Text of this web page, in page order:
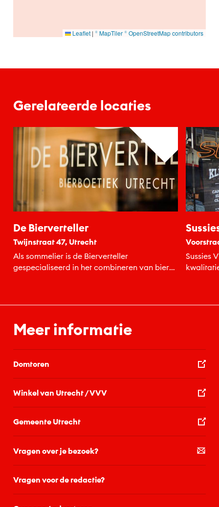
Leaflet | © MapTiler© OpenStreetMap contributors
Gerelateerde locaties
De Bierverteller
Twijnstraat 47, Utrecht
Als sommelier is de Bierverteller
gespecialiseerd in het combineren van bier
Sussies
Meer informatie
Domtoren
Winkel van Utrecht / VVV
Gemeente Utrecht
Vragen over je bezoek?
Vragen voor de redactie?